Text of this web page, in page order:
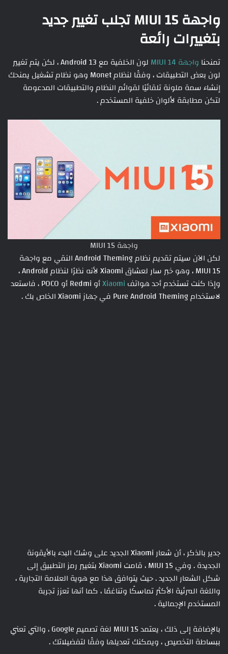
واجهة MIUI 15 تجلب تغيير جديد
بتغييرات رائعة
تمنحنا واجهة MIUI 14
لون الخلفية مع Android 13 ، لكن يتم تغيير
لون بعض التطبيقات ، وفقًا لنظام Monet وهو نظام تشغيل يمنحك
إنشاء سمة ملونة تلقائيًا لقوائم النظام والتطبيقات المدعومة
لتكن مطابقة لألوان خلفية المستخدم .
واجهة MIUI 15
لكن الآن سيتم تقديم نظام Android Theming النقي مع واجهة
MIUI 15 ، وهو خبر سار لعشاق Xiaomi لأنه نظرًا لنظام Android ،
وإذا كنت تستخدم أحد هواتف Xiaomi
أو Redmi أو POCO ، فاستعد
لاستخدام Pure Android Theming في جهاز Xiaomi الخاص بك .
جدير بالذكر ، أن شعار Xiaomi الجديد على وشك البدء بالأيقونة
الجديدة . وفي MIUI 15 ، قامت Xiaomi بتغيير رمز التطبيق إلى
شكل الشعار الجديد . حيث يتوافق هذا مع هوية العلامة التجارية ،
واللغة المرئية الأكثر تماسكًا وتناغمًا ، كما أنها تعزز تجربة
المستخدم الإجمالية .
بالإضافة إلى ذلك ، يعتمد MIUI 15 لغة تصميم Google ، والتي تعني
ببساطة التخصيص ، ويمكنك تعديلها وفقًا لتفضيلاتك .